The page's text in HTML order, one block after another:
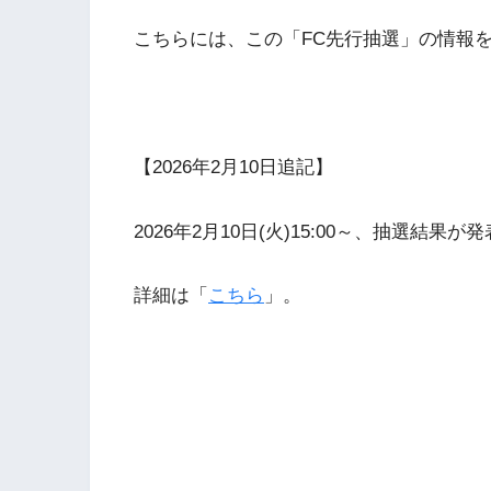
こちらには、この「FC先行抽選」の情報
【2026年2月10日追記】
2026年2月10日(火)15:00～、抽選結果が
詳細は「 こちら 」。